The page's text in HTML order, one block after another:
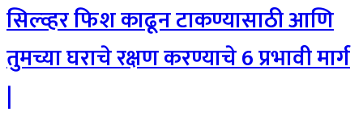
सिल्व्हर फिश काढून टाकण्यासाठी आणि
तुमच्या घराचे रक्षण करण्याचे 6 प्रभावी मार्ग
|